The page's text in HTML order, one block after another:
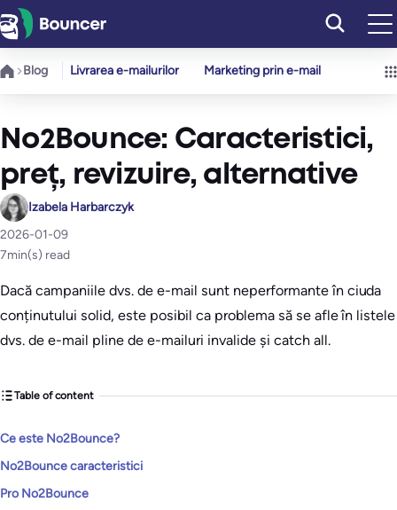
Sari
la
conținut
Blog Livrarea e-mailurilor Marketing prin e-mail
No2Bounce: Caracteristici,
preț, revizuire, alternative
Izabela Harbarczyk
2026-01-09
7min(s) read
Dacă campaniile dvs. de e-mail sunt neperformante în ciuda
conținutului solid, este posibil ca problema să se afle în listele
dvs. de e-mail pline de e-mailuri invalide și catch all.
Table of content
Ce este No2Bounce?
No2Bounce caracteristici
Pro No2Bounce